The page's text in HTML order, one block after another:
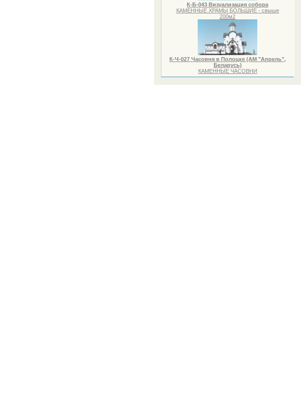
К-Б-043 Визуализация собора
КАМЕННЫЕ ХРАМЫ БОЛЬШИЕ - свыше
200м2
К-Ч-027 Часовня в Полоцке (АМ "Апрель",
Беларусь)
КАМЕННЫЕ ЧАСОВНИ